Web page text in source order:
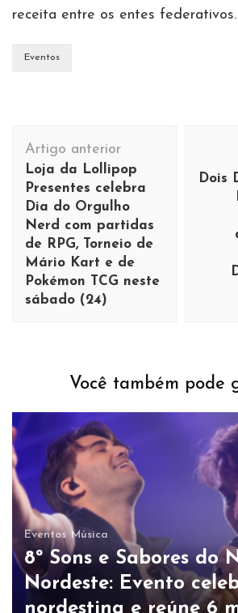
receita entre os entes federativos.
Eventos
Navegação
de
post
Artigo anterior
Loja da Lollipop
Presentes celebra
Dia do Orgulho
Nerd com partidas
de RPG, Torneio de
Mário Kart e de
Pokémon TCG neste
sábado (24)
Dois
Você também pode
Eventos Música
8º Sons e Sabores do
Nordeste: Evento
nordestina e reúne 6